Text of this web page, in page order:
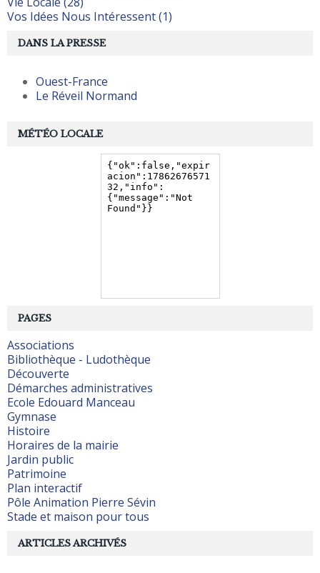
PAGES
Associations
Bibliothèque - Ludothèque
Découverte
Démarches administratives
Ecole Edouard Manceau
Gymnase
Histoire
Horaires de la mairie
Jardin public
Patrimoine
Plan interactif
Pôle Animation Pierre Sévin
Stade et maison pour tous
Vos Idées Nous Intéressent (1)
MÉTÉO LOCALE
DANS LA PRESSE
Ouest-France
Le Réveil Normand
ARTICLES ARCHIVÉS